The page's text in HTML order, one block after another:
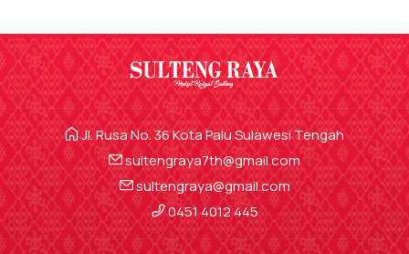
Jl. Rusa No. 36 Kota Palu Sulawesi Tengah
sultengraya7th@gmail.com
sultengraya@gmail.com
0451 4012 445